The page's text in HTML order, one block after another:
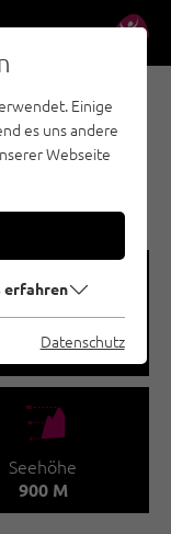
IMST
🔹
6 - 32 M
🞱
Seehöhe
900 M
Einige
es uns andere
Webseite
erfahren
Datenschutz